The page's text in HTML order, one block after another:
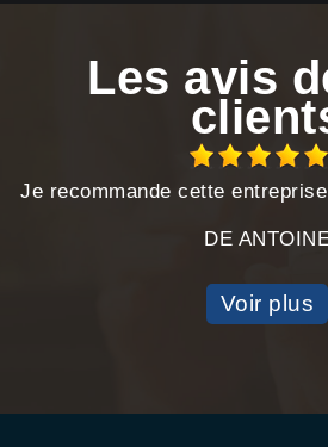
Les avis
Je recommande cette
DE
Voir plus